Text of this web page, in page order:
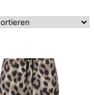
sortiert